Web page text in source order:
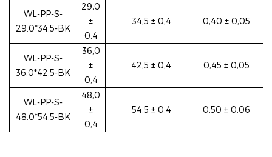
WL-PP-S-
29.0*34.5-BK
29,0
±
0,4
34,5 ± 0,4 0,40 ± 0,05
WL-PP-S-
36.0*42.5-BK
36,0
±
0,4
42,5 ± 0,4 0,45 ± 0,05
WL-PP-S-
48.0*54.5-BK
48,0
±
0,4
54,5 ± 0,4 0,50 ± 0,06